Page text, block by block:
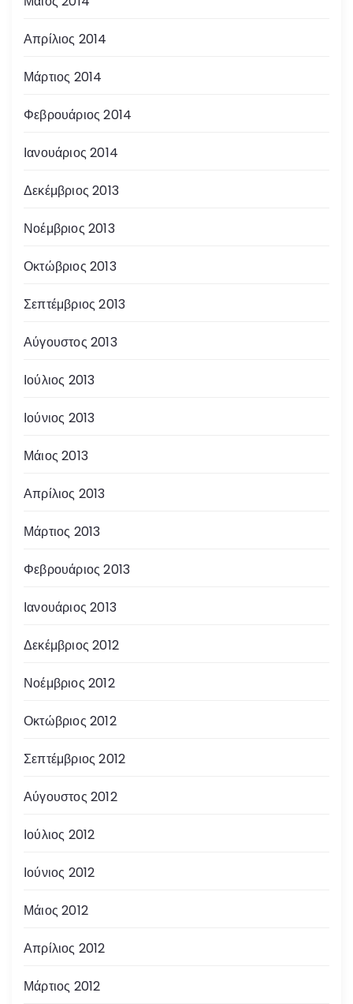
Απρίλιος 2014
Μάρτιος 2014
Φεβρουάριος 2014
Ιανουάριος 2014
Δεκέμβριος 2013
Νοέμβριος 2013
Οκτώβριος 2013
Σεπτέμβριος 2013
Αύγουστος 2013
Ιούλιος 2013
Ιούνιος 2013
Μάιος 2013
Απρίλιος 2013
Μάρτιος 2013
Φεβρουάριος 2013
Ιανουάριος 2013
Δεκέμβριος 2012
Νοέμβριος 2012
Οκτώβριος 2012
Σεπτέμβριος 2012
Αύγουστος 2012
Ιούλιος 2012
Ιούνιος 2012
Μάιος 2012
Απρίλιος 2012
Μάρτιος 2012